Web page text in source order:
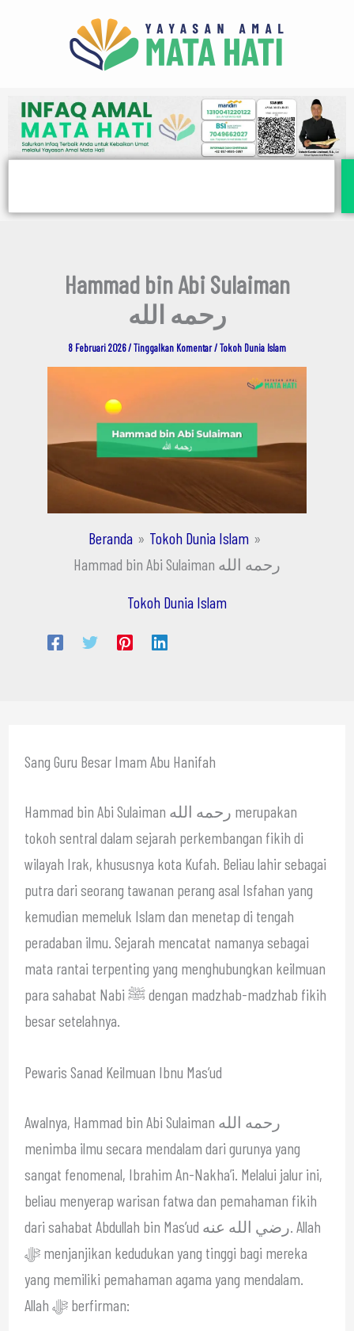
Hammad bin Abi Sulaiman
رحمه الله
8 Februari 2026/Tinggalkan Komentar/Tokoh Dunia Islam
Beranda
Tokoh Dunia Islam
Hammad bin Abi Sulaiman رحمه الله
Tokoh Dunia Islam
Sang Guru Besar Imam Abu Hanifah
Hammad bin Abi Sulaiman رحمه الله merupakan
tokoh sentral dalam sejarah perkembangan fikih di
wilayah Irak, khususnya kota Kufah. Beliau lahir sebagai
putra dari seorang tawanan perang asal Isfahan yang
kemudian memeluk Islam dan menetap di tengah
peradaban ilmu. Sejarah mencatat namanya sebagai
mata rantai terpenting yang menghubungkan keilmuan
para sahabat Nabi ﷺ dengan madzhab-madzhab fikih
besar setelahnya.
Pewaris Sanad Keilmuan Ibnu Mas’ud
Awalnya, Hammad bin Abi Sulaiman رحمه الله
menimba ilmu secara mendalam dari gurunya yang
sangat fenomenal, Ibrahim An-Nakha’i. Melalui jalur ini,
beliau menyerap warisan fatwa dan pemahaman fikih
dari sahabat Abdullah bin Mas’ud رضي الله عنه. Allah
ﷻ menjanjikan kedudukan yang tinggi bagi mereka
yang memiliki pemahaman agama yang mendalam.
Allah ﷻ berfirman: